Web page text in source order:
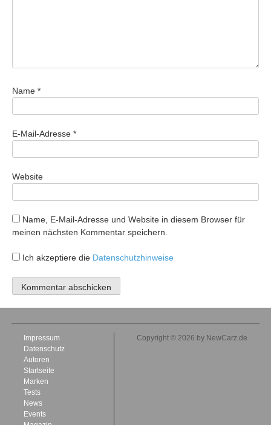
Name *
E-Mail-Adresse *
Website
Name, E-Mail-Adresse und Website in diesem Browser für
meinen nächsten Kommentar speichern.
Ich akzeptiere die Datenschutzhinweise
Impressum
Datenschutz
Autoren
Startseite
Marken
Tests
News
Events
Copyright © 2026 by NewCarz.de